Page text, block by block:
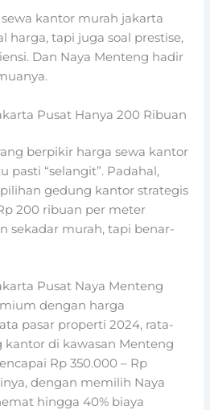
kantor murah jakarta
harga, tapi juga soal prestise,
Dan Naya Menteng hadir
Pusat Hanya 200 Ribuan
berpikir harga sewa kantor
pasti “selangit”. Padahal,
gedung kantor strategis
200 ribuan per meter
sekadar murah, tapi benar-
Pusat Naya Menteng
dengan harga
pasar properti 2024, rata-
kantor di kawasan Menteng
Rp 350.000 – Rp
dengan memilih Naya
hingga 40% biaya